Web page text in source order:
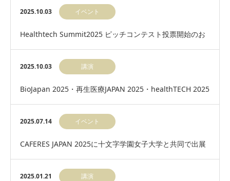
の変化に関する探索研究」共同研究開始のお知らせ
2025.10.03 イベント
Healthtech Summit2025 ピッチコンテスト投票開始のお
知らせ
2025.10.03 講演
BioJapan 2025・再生医療JAPAN 2025・healthTECH 2025
に出展します…
2025.07.14 イベント
CAFERES JAPAN 2025に十文字学園女子大学と共同で出展
いたします。
2025.01.21 講演